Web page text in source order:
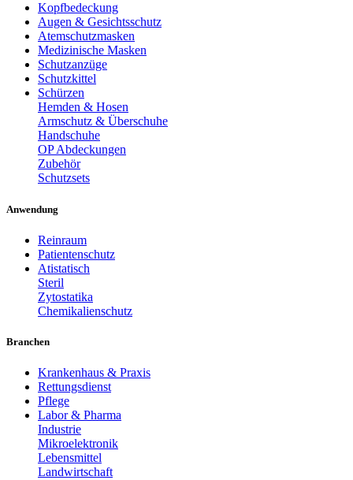
Kopfbedeckung
Augen & Gesichtsschutz
Atemschutzmasken
Medizinische Masken
Schutzanzüge
Schutzkittel
Schürzen
Hemden & Hosen
Armschutz & Überschuhe
Handschuhe
OP Abdeckungen
Zubehör
Schutzsets
Anwendung
Reinraum
Patientenschutz
Atistatisch
Steril
Zytostatika
Chemikalienschutz
Branchen
Krankenhaus & Praxis
Rettungsdienst
Pflege
Labor & Pharma
Industrie
Mikroelektronik
Lebensmittel
Landwirtschaft